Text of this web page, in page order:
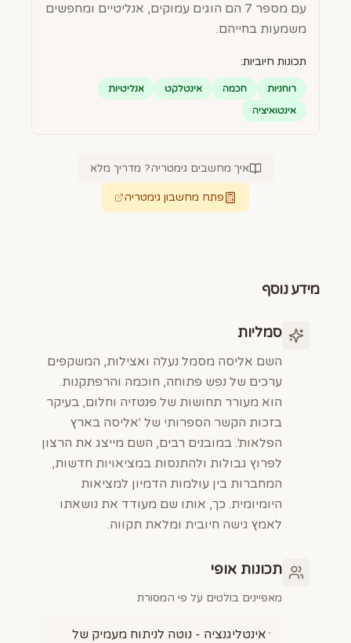
עם מספר 7 הם הוגים עמוקים, אנליטיים ומחפשים
משמעות בחייהם.
תכונות חיוביות:
רוחניות חכמה אינטלקט
אנליטיות
אינטואיציה
איך מחשבים גימטריה? מדריך מלא
פתח מחשבון גימטריה
מידע נוסף
סמליות
השם אליסה מסמל נעלה ואצילות, המשקפים
ערכים של נפש פתוחה, חוכמה והרפתקנות.
הוא מעורר תחושות של פנטזיה וחלום, בעיקר
בזכות הקשר הספרותי של 'אליסה בארץ
הפלאות'. במובנים רבים, השם מייצג את הרצון
לפרוץ גבולות ולהתנסות במציאויות חדשות,
המחברות בין עולמות הדמיון למציאות
היומיומית. כך, אותו שם מעודד את נושאתו
לאמץ גישה חיובית ומלאת תקווה.
תכונות אופי
מאפיינים בולטים על פי המסורת
אינטליגנציה - נוטה לניתוח מעמיק של